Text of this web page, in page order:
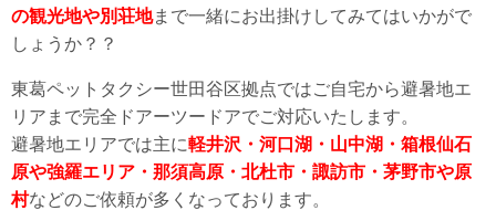
の観光地や別荘地まで一緒にお出掛けしてみてはいかがで
しょうか？？
東葛ペットタクシー世田谷区拠点ではご自宅から避暑地エ
リアまで完全ドアーツードアでご対応いたします。
避暑地エリアでは主に軽井沢・河口湖・山中湖・箱根仙石
原や強羅エリア・那須高原・北杜市・諏訪市・茅野市や原
村などのご依頼が多くなっております。